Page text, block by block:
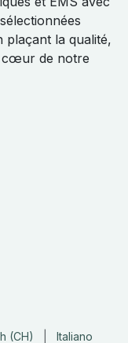
plaçant la qualité,
cœur de notre
(CH) Italiano